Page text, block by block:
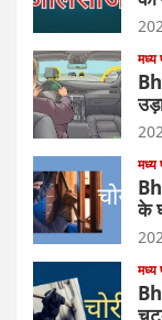
मध्य
मध्य
के
मध्य